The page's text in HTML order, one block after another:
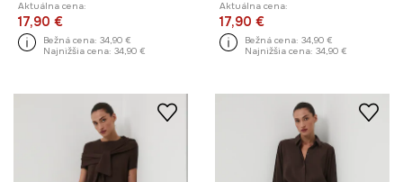
Aktuálna cena:
17,90 €
Bežná cena: 34,90 €
Najnižšia cena: 34,90 €
Aktuálna cena:
17,90 €
Bežná cena: 34,90 €
Najnižšia cena: 34,90 €